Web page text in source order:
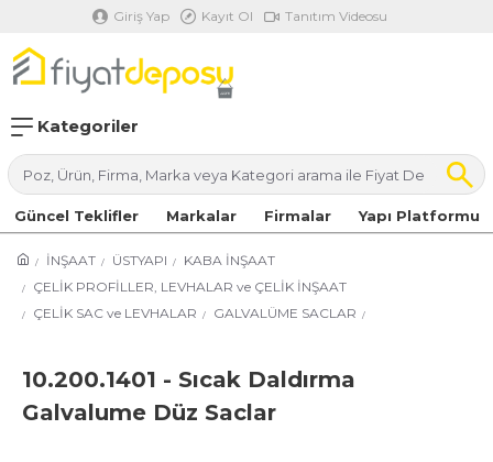
Giriş Yap Kayıt Ol Tanıtım Videosu
Kategoriler
Güncel Teklifler Markalar Firmalar Yapı Platformu
İNŞAAT ÜSTYAPI
KABA İNŞAAT
ÇELİK PROFİLLER, LEVHALAR ve ÇELİK İNŞAAT
ÇELİK SAC ve LEVHALAR
GALVALÜME SACLAR
10.200.1401 - Sıcak Daldırma
Galvalume Düz Saclar